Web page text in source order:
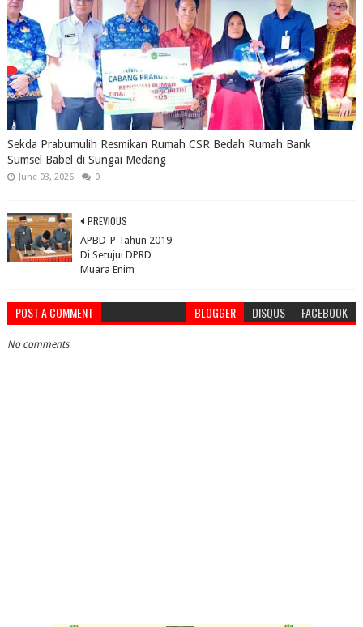
Sekda Prabumulih Resmikan Rumah CSR Bedah Rumah Bank
Sumsel Babel di Sungai Medang
June 03, 2026 0
PREVIOUS
APBD-P Tahun 2019
Di Setujui DPRD
Muara Enim
POST A COMMENT BLOGGER DISQUS FACEBOOK
No comments